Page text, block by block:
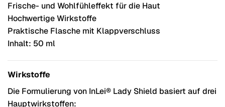
Frische- und Wohlfühleffekt für die Haut
Hochwertige Wirkstoffe
Praktische Flasche mit Klappverschluss
Inhalt: 50 ml
Wirkstoffe
Die Formulierung von InLei® Lady Shield basiert auf drei
Hauptwirkstoffen: